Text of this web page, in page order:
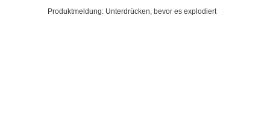
Produktmeldung: Unterdrücken, bevor es explodiert